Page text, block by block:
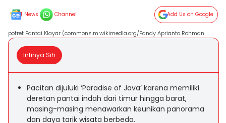
News Channel Add Us on Google
potret Pantai Klayar (commons.m.wikimedia.org/Fandy Aprianto Rohman
Intinya Sih
Pacitan dijuluki ‘Paradise of Java’ karena memiliki
deretan pantai indah dari timur hingga barat,
masing-masing menawarkan keunikan panorama
dan daya tarik wisata berbeda.